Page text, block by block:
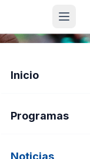
Inicio
Programas
Noticias